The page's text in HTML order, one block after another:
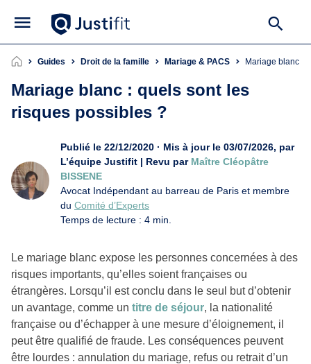
Guides Droit de la famille Mariage & PACS Mariage blanc :
Mariage blanc : quels sont les
risques possibles ?
Publié le 22/12/2020 · Mis à jour le 03/07/2026, par
L’équipe Justifit | Revu par Maître Cléopâtre
BISSENE
Avocat Indépendant au barreau de Paris et membre
du Comité d’Experts
Temps de lecture : 4 min.
Le mariage blanc expose les personnes concernées à des
risques importants, qu’elles soient françaises ou
étrangères. Lorsqu’il est conclu dans le seul but d’obtenir
un avantage, comme un titre de séjour, la nationalité
française ou d’échapper à une mesure d’éloignement, il
peut être qualifié de fraude. Les conséquences peuvent
être lourdes : annulation du mariage, refus ou retrait d’un